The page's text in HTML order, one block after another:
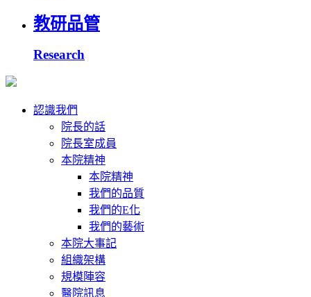
教研品管
Research
認識我們
院長的話
院長室成員
本院精神
本院精神
我們的品質
我們的E化
我們的藝術
本院大事記
組織架構
規模陣容
醫院訊息